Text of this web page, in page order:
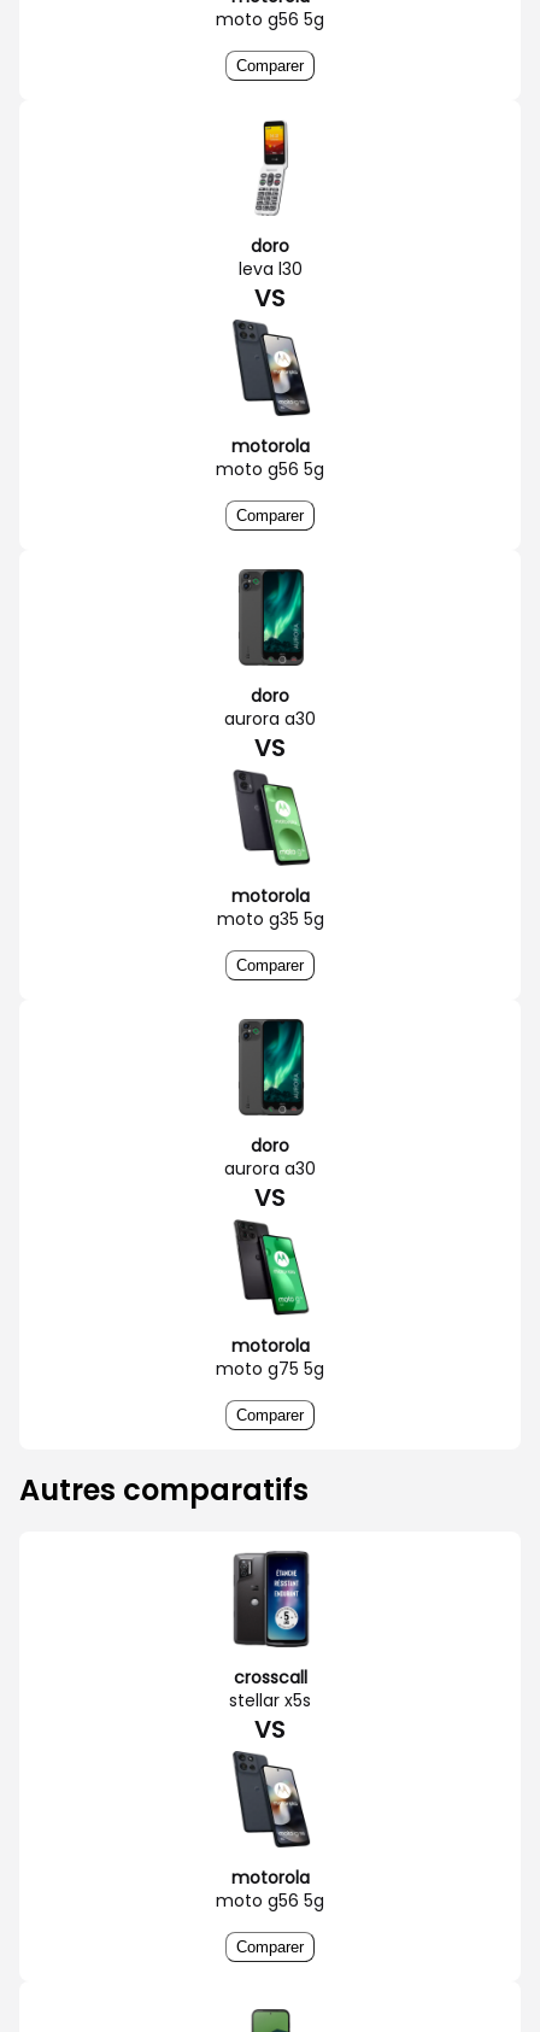
moto g56 5g
Comparer
doro
leva l30
VS
motorola
moto g56 5g
Comparer
doro
aurora a30
VS
motorola
moto g35 5g
Comparer
doro
aurora a30
VS
motorola
moto g75 5g
Comparer
Autres comparatifs
crosscall
stellar x5s
VS
motorola
moto g56 5g
Comparer